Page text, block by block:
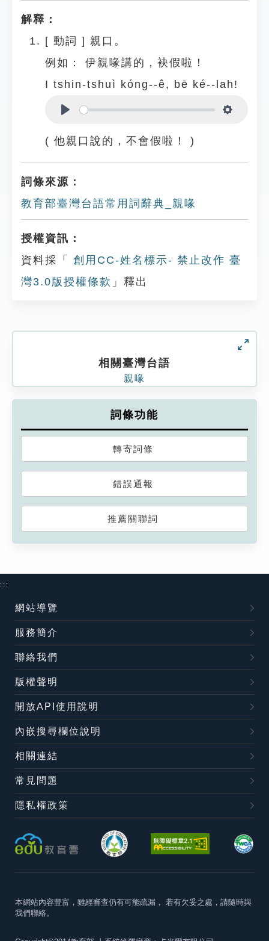
貓頭鷹博士
解釋：
[ 動詞 ] 親口。
例如：
伊親喙講的，袂假啦！
I tshin-tshuì kóng--ê, bē ké--lah!
( 他親口說的，不會假啦！ )
詞條來源：
教育部臺灣台語常用詞辭典_親喙
授權資訊：
資料採「
創用CC-姓名標示- 禁止改作 臺
灣3.0版授權條款 」釋出
相關臺灣台語
親喙
詞條功能
轉寄詞條
錯誤通報
推薦關聯詞
:::
網站導覽
服務簡介
聯絡我們
版權聲明
開放API使用說明
內嵌搜尋欄位說明
相關連結
常見問題
隱私權政策
本網站內容豐富，雖經審查仍有可能疏漏， 若有欠妥之處，請隨時與
我們聯絡。